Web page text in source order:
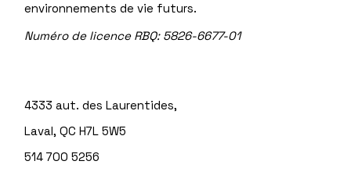
environnements de vie futurs.
Numéro de licence RBQ: 5826-6677-01
4333 aut. des Laurentides,
Laval, QC H7L 5W5
514 700 5256